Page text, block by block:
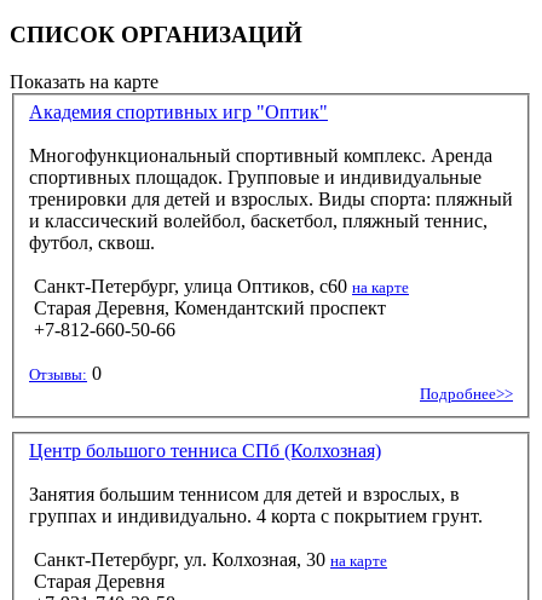
СПИСОК ОРГАНИЗАЦИЙ
Показать на карте
Академия спортивных игр "Оптик"
Многофункциональный спортивный комплекс. Аренда
спортивных площадок. Групповые и индивидуальные
тренировки для детей и взрослых. Виды спорта: пляжный
и классический волейбол, баскетбол, пляжный теннис,
футбол, сквош.
Санкт-Петербург, улица Оптиков, с60 на карте
Старая Деревня, Комендантский проспект
+7-812-660-50-66
Отзывы: 0
Подробнее>>
Центр большого тенниса СПб (Колхозная)
Занятия большим теннисом для детей и взрослых, в
группах и индивидуально. 4 корта с покрытием грунт.
Санкт-Петербург, ул. Колхозная, 30 на карте
Старая Деревня